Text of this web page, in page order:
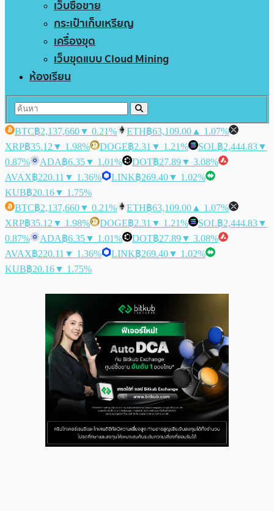
เว็บซื้อขาย
กระเป๋าเก็บเหรียญ
เครื่องขุด
เว็บขุดแบบ Cloud Mining
ห้องเรียน
BTC฿2,137,660▼ 0.21% ETH฿63,109.00 ▲ 1.07%
XRP฿35.12 ▼ 1.98% DOGE฿2.31 ▼ 1.21% SOL฿2,444.83▼
0.87%
ADA฿6.35▼ 1.01% DOT฿27.89▼ 3.08%
AVAX฿220.11 ▼ 1.36% LINK฿269.40▼ 1.02%
KUB฿20.16▼ 1.75%
BTC฿2,137,660▼ 0.21% ETH฿63,109.00 ▲ 1.07%
XRP฿35.12 ▼ 1.98% DOGE฿2.31 ▼ 1.21% SOL฿2,444.83▼
0.87%
ADA฿6.35▼ 1.01% DOT฿27.89▼ 3.08%
AVAX฿220.11 ▼ 1.36% LINK฿269.40▼ 1.02%
KUB฿20.16▼ 1.75%